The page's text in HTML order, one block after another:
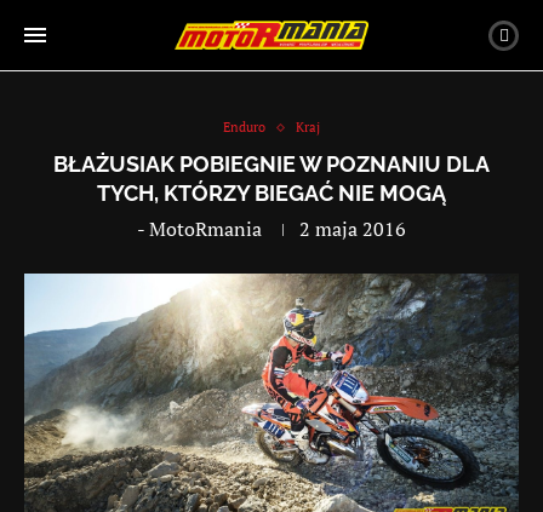
Enduro Kraj
BŁAŻUSIAK POBIEGNIE W POZNANIU DLA
TYCH, KTÓRZY BIEGAĆ NIE MOGĄ
-MotoRmania 2 maja 2016